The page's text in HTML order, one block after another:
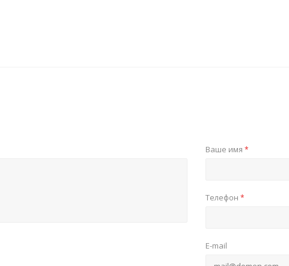
Ваше имя *
Телефон *
E-mail